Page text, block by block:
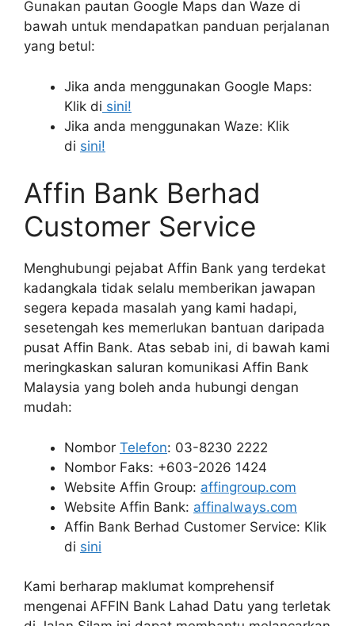
Gunakan pautan Google Maps dan Waze di
bawah untuk mendapatkan panduan perjalanan
yang betul:
Jika anda menggunakan Google Maps:
Klik di sini!
Jika anda menggunakan Waze: Klik
di sini!
Affin Bank Berhad
Customer Service
Menghubungi pejabat Affin Bank yang terdekat
kadangkala tidak selalu memberikan jawapan
segera kepada masalah yang kami hadapi,
sesetengah kes memerlukan bantuan daripada
pusat Affin Bank. Atas sebab ini, di bawah kami
meringkaskan saluran komunikasi Affin Bank
Malaysia yang boleh anda hubungi dengan
mudah:
Nombor Telefon: 03-8230 2222
Nombor Faks: +603-2026 1424
Website Affin Group: affingroup.com
Website Affin Bank: affinalways.com
Affin Bank Berhad Customer Service: Klik
di sini
Kami berharap maklumat komprehensif
mengenai AFFIN Bank Lahad Datu yang terletak